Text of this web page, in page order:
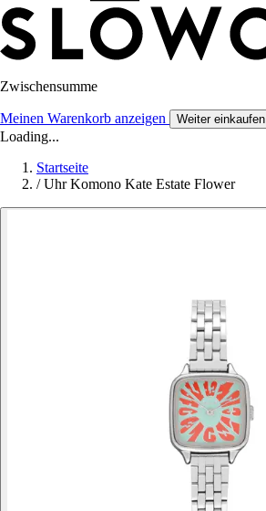
Zwischensumme
Meinen Warenkorb anzeigen Weiter einkaufen
Loading...
Startseite
/ Uhr Komono Kate Estate Flower